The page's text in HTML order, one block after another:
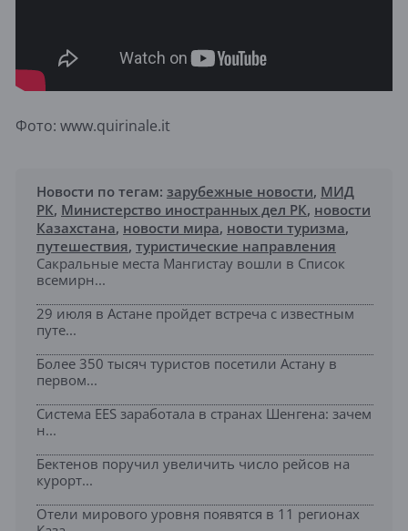
Фото: www.quirinale.it
Новости по тегам: зарубежные новости, МИД
РК, Министерство иностранных дел РК, новости
Казахстана, новости мира, новости туризма,
путешествия, туристические направления
Сакральные места Мангистау вошли в Список
всемирн...
29 июля в Астане пройдет встреча с известным
путе...
Более 350 тысяч туристов посетили Астану в
первом...
Система EES заработала в странах Шенгена: зачем
н...
Бектенов поручил увеличить число рейсов на
курорт...
Отели мирового уровня появятся в 11 регионах